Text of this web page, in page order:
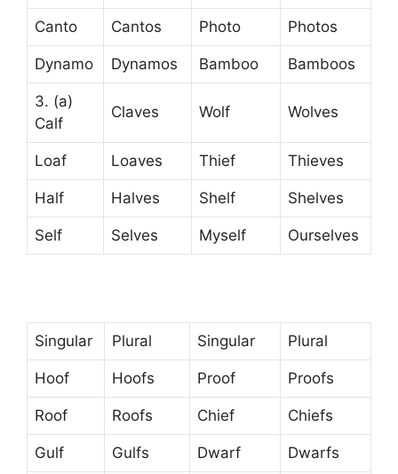
Canto Cantos Photo Photos
Dynamo Dynamos Bamboo Bamboos
3. (a)
Calf
Claves Wolf Wolves
Loaf Loaves Thief Thieves
Half Halves Shelf Shelves
Self Selves Myself Ourselves
Singular Plural Singular Plural
Hoof Hoofs Proof Proofs
Roof Roofs Chief Chiefs
Gulf Gulfs Dwarf Dwarfs